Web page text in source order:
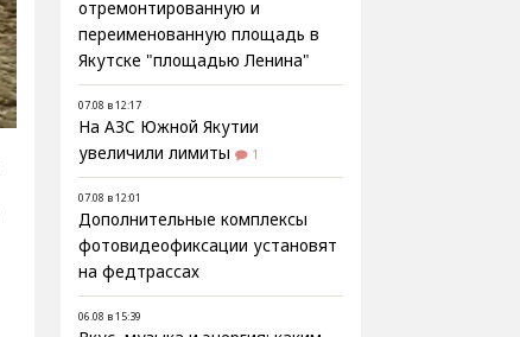
отремонтированную и
переименованную площадь в
Якутске "площадью Ленина"
07.08 в 12:17
На АЗС Южной Якутии
увеличили лимиты
1
07.08 в 12:01
Дополнительные комплексы
фотовидеофиксации установят
на федтрассах
06.08 в 15:39